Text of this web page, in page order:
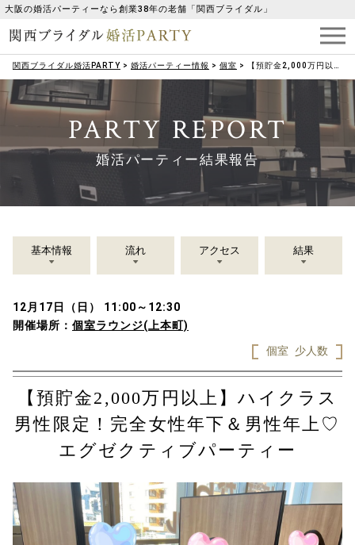
大阪の婚活パーティーなら創業38年の老舗「関西ブライダル」
関西ブライダル婚活PARTY > 婚活パーティー情報 > 個室 > 【預貯金2,000万円以上】ハイクラス男性限定！完全女性年下＆男性年上♡エグゼクティブパーティー
PARTY REPORT
婚活パーティー結果報告
基本情報 流れ アクセス 結果
12月17日（日） 11:00～12:30
開催場所： 個室ラウンジ(上本町)
個室
少人数
【預貯金2,000万円以上】ハイクラス
男性限定！完全女性年下＆男性年上♡
エグゼクティブパーティー